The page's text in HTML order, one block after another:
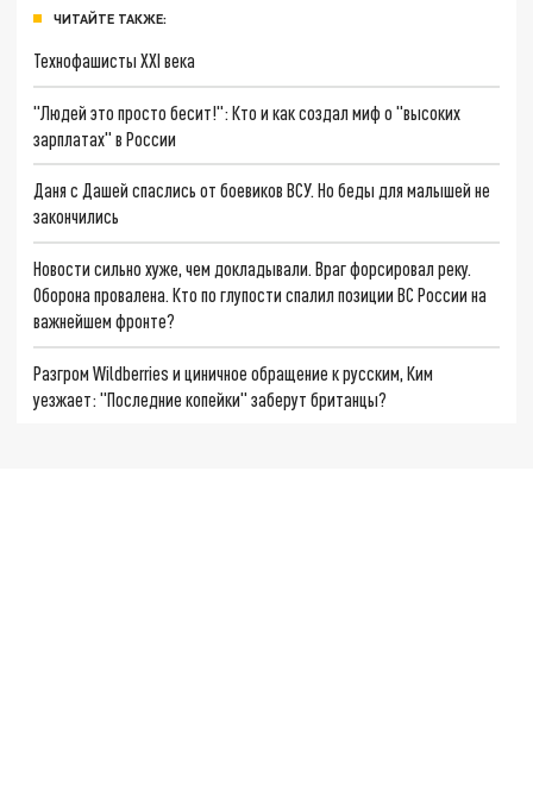
ЧИТАЙТЕ ТАКЖЕ:
Технофашисты XXI века
"Людей это просто бесит!": Кто и как создал миф о "высоких
зарплатах" в России
Даня с Дашей спаслись от боевиков ВСУ. Но беды для малышей не
закончились
Новости сильно хуже, чем докладывали. Враг форсировал реку.
Оборона провалена. Кто по глупости спалил позиции ВС России на
важнейшем фронте?
Разгром Wildberries и циничное обращение к русским, Ким
уезжает: "Последние копейки" заберут британцы?